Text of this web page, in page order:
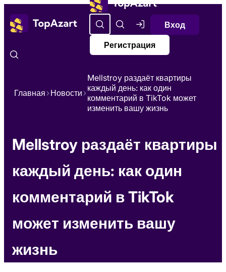
Вход
Регистрация
Главная Новости
Mellstroy раздаёт квартиры
каждый день: как один
комментарий в TikTok может
изменить вашу жизнь
Mellstroy раздаёт квартиры
каждый день: как один
комментарий в TikTok
может изменить вашу
жизнь